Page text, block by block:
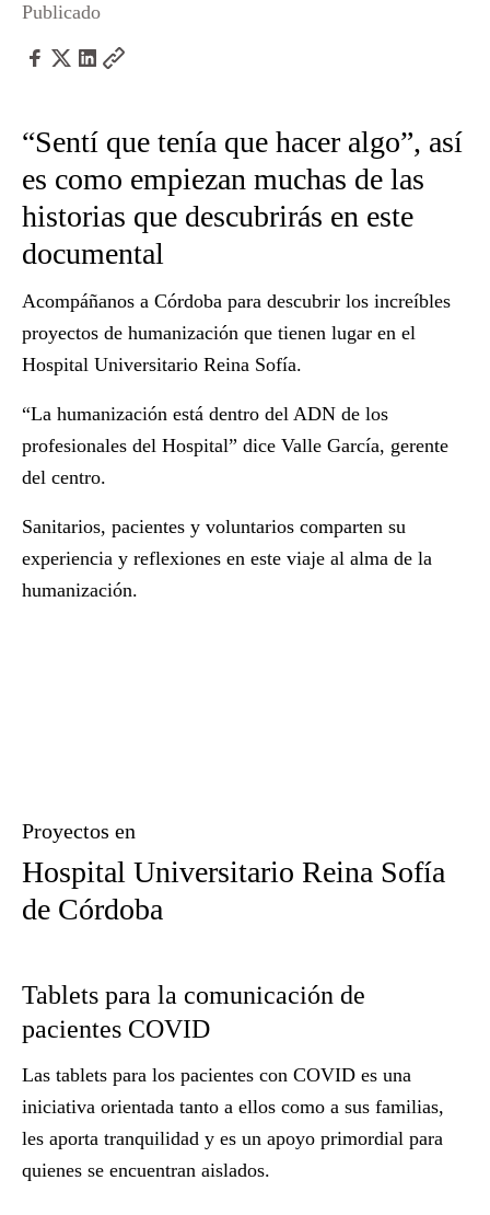
Publicado
“Sentí que tenía que hacer algo”, así
es como empiezan muchas de las
historias que descubrirás en este
documental
Acompáñanos a Córdoba para descubrir los increíbles
proyectos de humanización que tienen lugar en el
Hospital Universitario Reina Sofía.
“La humanización está dentro del ADN de los
profesionales del Hospital” dice Valle García, gerente
del centro.
Sanitarios, pacientes y voluntarios comparten su
experiencia y reflexiones en este viaje al alma de la
humanización.
Proyectos en
Hospital Universitario Reina Sofía
de Córdoba
Tablets para la comunicación de
pacientes COVID
Las tablets para los pacientes con COVID es una
iniciativa orientada tanto a ellos como a sus familias,
les aporta tranquilidad y es un apoyo primordial para
quienes se encuentran aislados.